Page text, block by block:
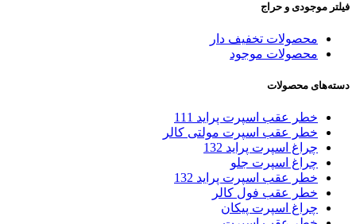
فیلتر موجودی و حراج
محصولات تخفیف دار
محصولات موجود
دسته‌های محصولات
خطر عقب اسپرت پراید 111
خطر عقب اسپرت مولتی کالر
چراغ اسپرت پراید 132
چراغ اسپرت جلو
خطر عقب اسپرت پراید 132
خطر عقب فول کالر
چراغ اسپرت پیکان